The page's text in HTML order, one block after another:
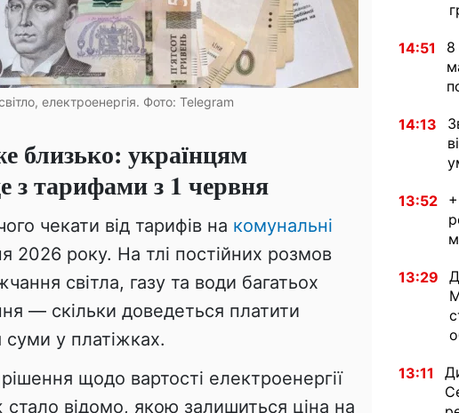
електроенергія. Фото: Telegram
близько: українцям
з тарифами з 1 червня
чекати від тарифів на комунальні
2026 року. На тлі постійних розмов
світла, газу та води багатьох
— скільки доведеться платити
суми у платіжках.
щодо вартості електроенергії
відомо, якою залишиться ціна на
14:51
8
14:13
13:52
13:29
13:11